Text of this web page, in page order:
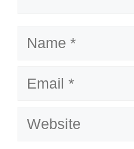
Name
Email
Website